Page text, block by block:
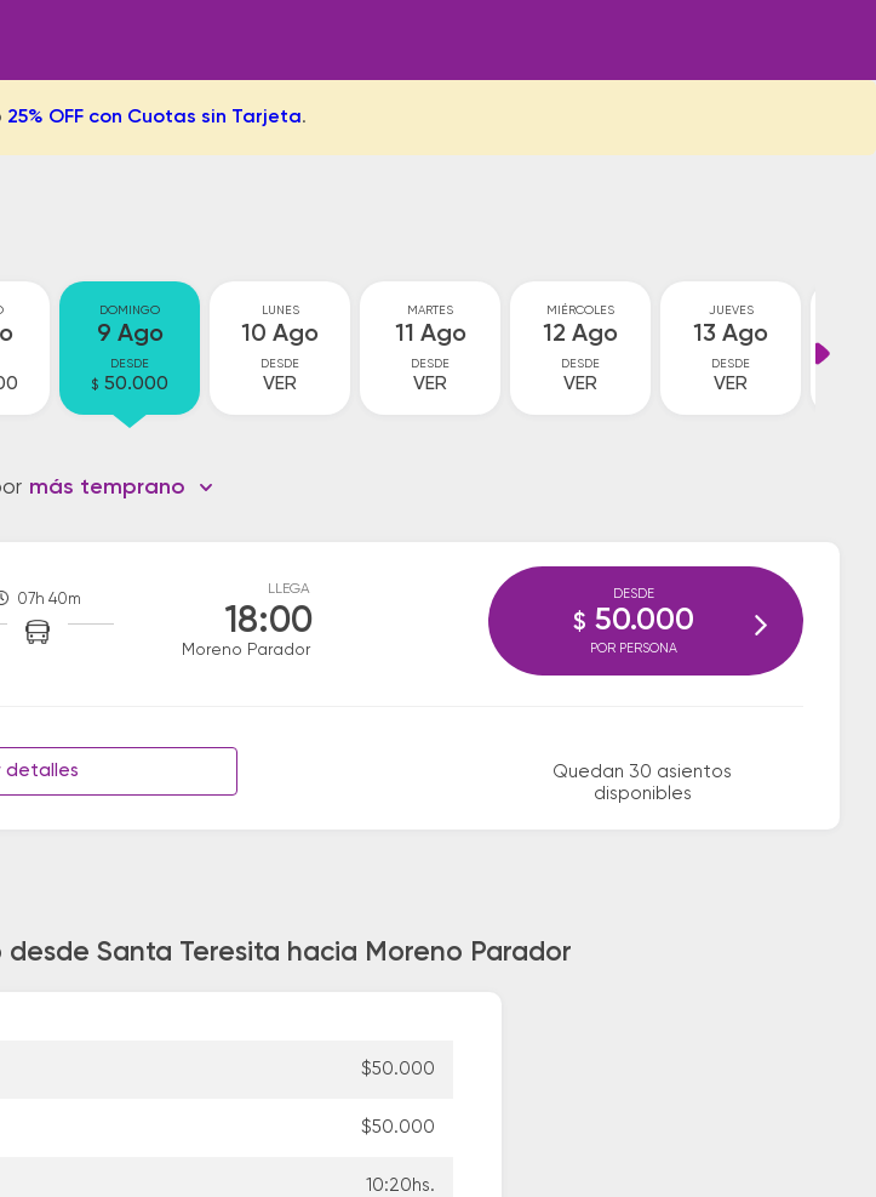
25% OFF con Cuotas sin Tarjeta.
DOMINGO
9 Ago
DESDE
$ 50.000
LUNES
10 Ago
DESDE
VER
MARTES
11 Ago
DESDE
VER
MIÉRCOLES
12 Ago
DESDE
VER
JUEVES
13 Ago
DESDE
VER
más temprano
07h 40m
LLEGA
18:00
Moreno Parador
detalles
Quedan 30 asientos
disponibles
DESDE
$ 50.000
POR PERSONA
Santa Teresita hacia Moreno Parador
$50.000
$50.000
10:20hs.